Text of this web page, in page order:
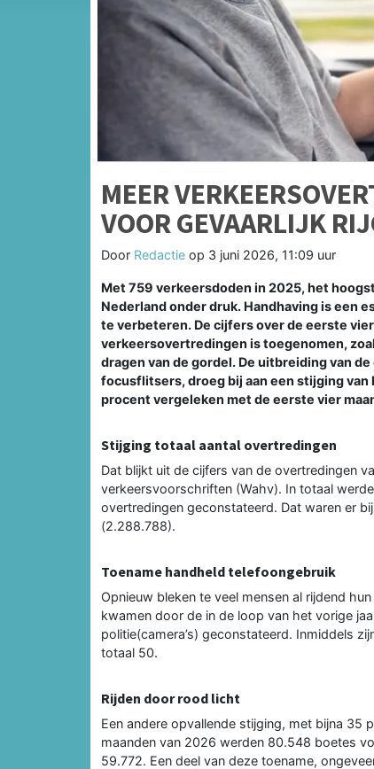
MEER
VOOR GEVAARLIJK
Door Redactie op 3 juni 2026, 11:09 uur
Met 759 verkeersdoden in 2025, het
Nederland onder druk. Handhaving is een
te verbeteren. De cijfers over de eerste
verkeersovertredingen is toegenomen,
dragen van de gordel. De uitbreiding van
focusflitsers, droeg bij aan een stijging
procent vergeleken met de eerste vier
Stijging totaal aantal overtredingen
Dat blijkt uit de cijfers van de overtredingen
verkeersvoorschriften (Wahv). In totaal
overtredingen geconstateerd. Dat waren er
(2.288.788).
Toename handheld telefoongebruik
Opnieuw bleken te veel mensen al rijdend
kwamen door de in de loop van het vorige
politie(camera’s) geconstateerd. Inmiddels
totaal 50.
Rijden door rood licht
Een andere opvallende stijging, met bijna 35
maanden van 2026 werden 80.548 boetes
59.772. Een deel van deze toename,